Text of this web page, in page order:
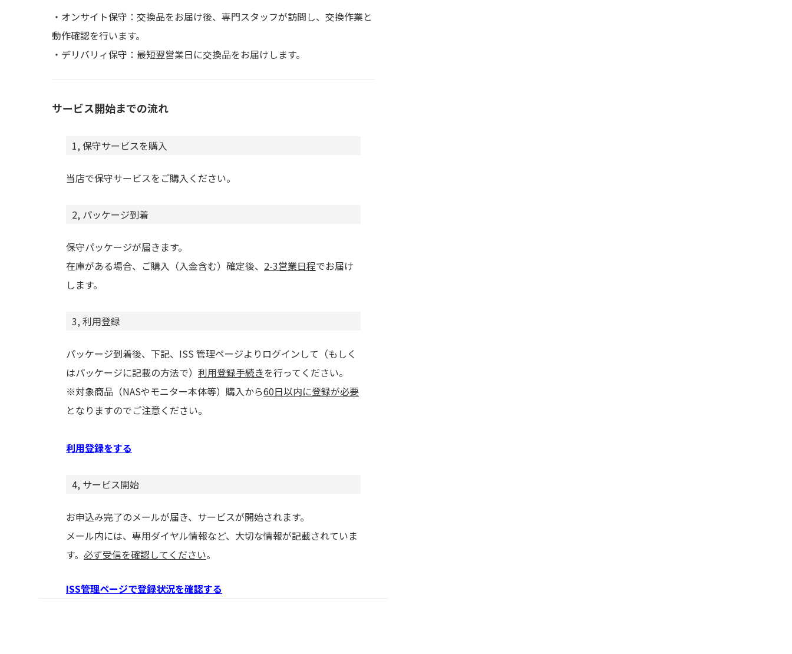
・オンサイト保守：交換品をお届け後、専門スタッフが訪問し、交換作業と
動作確認を行います。
・デリバリィ保守：最短翌営業日に交換品をお届けします。
サービス開始までの流れ
1, 保守サービスを購入
当店で保守サービスをご購入ください。
2, パッケージ到着
保守パッケージが届きます。
在庫がある場合、ご購入（入金含む）確定後、 2-3営業日程でお届け
します。
3, 利用登録
パッケージ到着後、下記、ISS 管理ページよりログインして（もしく
はパッケージに記載の方法で） 利用登録手続きを行ってください。
※対象商品（NASやモニター本体等）購入から60日以内に登録が必要
となりますのでご注意ください。
利用登録をする
4, サービス開始
お申込み完了のメールが届き、サービスが開始されます。
メール内には、専用ダイヤル情報など、大切な情報が記載されていま
す。 必ず受信を確認してください。
ISS管理ページで登録状況を確認する